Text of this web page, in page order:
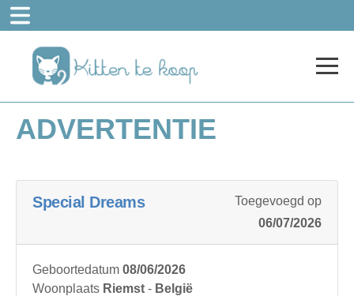
ADVERTENTIE
Special Dreams
Toegevoegd op
06/07/2026
Geboortedatum 08/06/2026
Woonplaats Riemst - België